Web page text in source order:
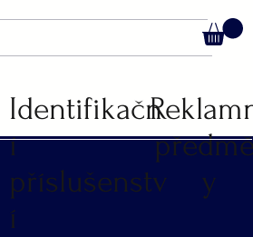
Identifikačn
í
příslušenstv
í
y